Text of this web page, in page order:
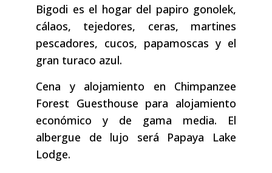
Bigodi es el hogar del papiro gonolek,
cálaos, tejedores, ceras, martines
pescadores, cucos, papamoscas y el
gran turaco azul.
Cena y alojamiento en Chimpanzee
Forest Guesthouse para alojamiento
económico y de gama media. El
albergue de lujo será Papaya Lake
Lodge.